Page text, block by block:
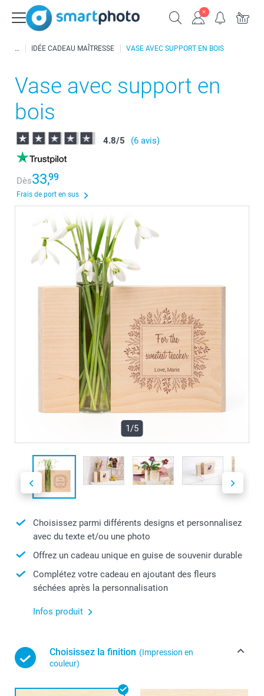
IDÉE CADEAU MAÎTRESSE VASE AVEC SUPPORT EN BOIS
Vase avec support en
bois
4.8/5 (6 avis)
Dès33,99
Frais de port en sus
1/5
Choisissez parmi différents designs et personnalisez
avec du texte et/ou une photo
Offrez un cadeau unique en guise de souvenir durable
Complétez votre cadeau en ajoutant des fleurs
séchées après la personnalisation
Infos produit
Choisissez la finition (Impression en
couleur)